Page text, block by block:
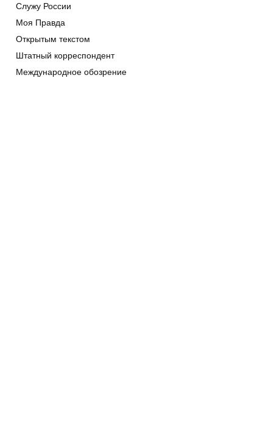
Служу России
Моя Правда
Открытым текстом
Штатный корреспондент
Международное обозрение